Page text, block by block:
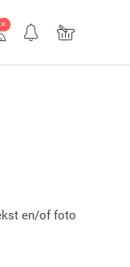
en/of foto